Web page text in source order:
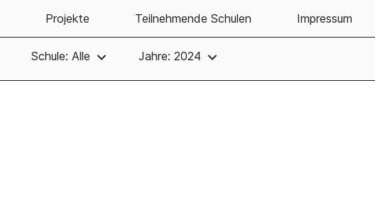
Projekte Teilnehmende Schulen Impressum
Schule: Alle Jahre: 2024